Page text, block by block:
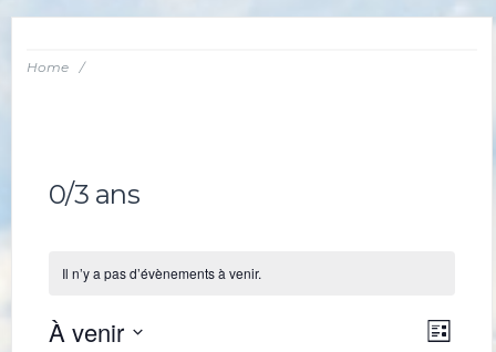
Home /
0/3 ans
Il n’y a pas d’évènements à venir.
Liste
À venir